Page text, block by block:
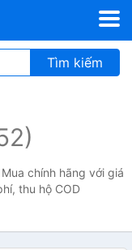
Tìm kiếm
chính hãng với giá
thu hộ COD